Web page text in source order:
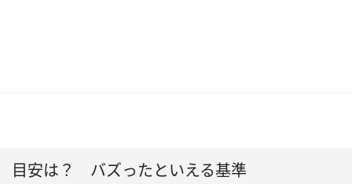
目安は？ バズったといえる基準